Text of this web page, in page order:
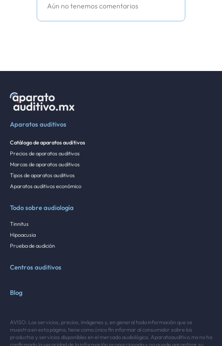
Aún no tenemos comentarios
Aparatos auditivos
Catálogo de aparatos auditivos
Precios de aparatos auditivos
Marcas de aparatos auditivos
Tipos de aparatos auditivos
Aparatos auditivos económico
Todo sobre audiología
Tinnitus
Hipoacusia
Prueba de audición
Centros auditivos
Blog
AVISO: Los servicios, precios, imágenes y, en general toda información que se
muestra en esta página, tiene como único fin informar al consumidor sobre los
productos y servicios disponibles en el mercado audiológico. Aparatoauditivo.mx no ha
confirmado la veracidad de la información proporcionada y no puede garantizar su